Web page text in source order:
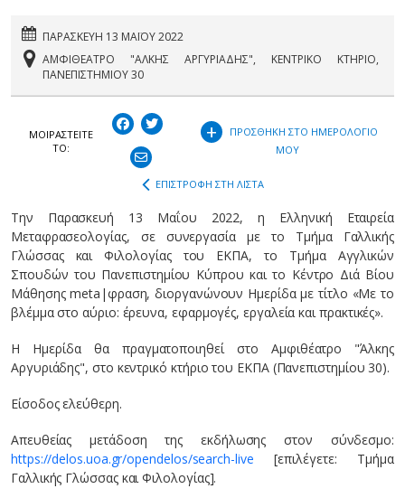
ΠΑΡΑΣΚΕΥΗ 13 ΜΑΪΟΥ 2022
ΑΜΦΙΘΕΑΤΡΟ "ΑΛΚΗΣ ΑΡΓΥΡΙΑΔΗΣ", ΚΕΝΤΡΙΚΟ ΚΤΗΡΙΟ,
ΠΑΝΕΠΙΣΤΗΜΙΟΥ 30
ΜΟΙΡΑΣΤEIΤΕ
ΤΟ:
+
ΠΡΟΣΘΗΚΗ ΣΤΟ ΗΜΕΡΟΛΟΓΙΟ
ΜΟΥ
ΕΠΙΣΤΡΟΦΗ ΣΤΗ ΛΙΣΤΑ
Την Παρασκευή 13 Μαΐου 2022, η Ελληνική Εταιρεία
Μεταφρασεολογίας, σε συνεργασία με το Τμήμα Γαλλικής
Γλώσσας και Φιλολογίας του ΕΚΠΑ, το Τμήμα Αγγλικών
Σπουδών του Πανεπιστημίου Κύπρου και το Κέντρο Διά Βίου
Μάθησης meta|φραση, διοργανώνουν Ημερίδα με τίτλο «Με το
βλέμμα στο αύριο: έρευνα, εφαρμογές, εργαλεία και πρακτικές».
Η Ημερίδα θα πραγματοποιηθεί στο Αμφιθέατρο "Άλκης
Αργυριάδης", στο κεντρικό κτήριο του ΕΚΠΑ (Πανεπιστημίου 30).
Είσοδος ελεύθερη.
Απευθείας μετάδοση της εκδήλωσης στον σύνδεσμο:
https://delos.uoa.gr/opendelos/search-live [επιλέγετε: Τμήμα
Γαλλικής Γλώσσας και Φιλολογίας].